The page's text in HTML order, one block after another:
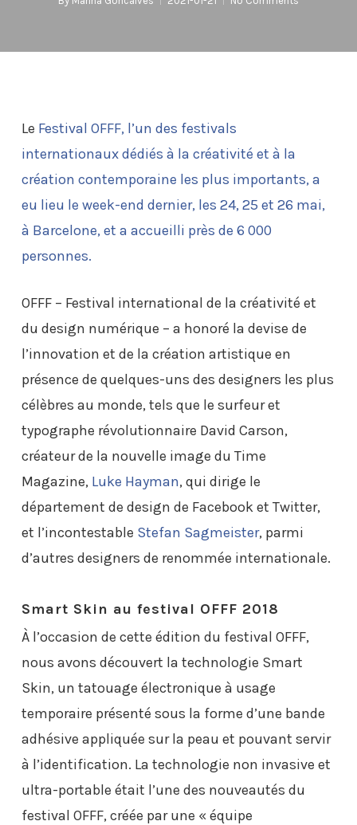
Le Festival OFFF, l’un des festivals
internationaux dédiés à la créativité et à la
création contemporaine les plus importants, a
eu lieu le week-end dernier, les 24, 25 et 26 mai,
à Barcelone, et a accueilli près de 6 000
personnes.
OFFF – Festival international de la créativité et
du design numérique – a honoré la devise de
l’innovation et de la création artistique en
présence de quelques-uns des designers les plus
célèbres au monde, tels que le surfeur et
typographe révolutionnaire David Carson,
créateur de la nouvelle image du Time
Magazine, Luke Hayman, qui dirige le
département de design de Facebook et Twitter,
et l’incontestable Stefan Sagmeister, parmi
d’autres designers de renommée internationale.
Smart Skin au festival OFFF 2018
À l’occasion de cette édition du festival OFFF,
nous avons découvert la technologie Smart
Skin, un tatouage électronique à usage
temporaire présenté sous la forme d’une bande
adhésive appliquée sur la peau et pouvant servir
à l’identification. La technologie non invasive et
ultra-portable était l’une des nouveautés du
festival OFFF, créée par une « équipe